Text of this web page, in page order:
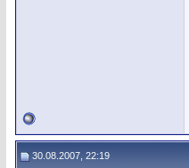
30.08.2007, 22:19